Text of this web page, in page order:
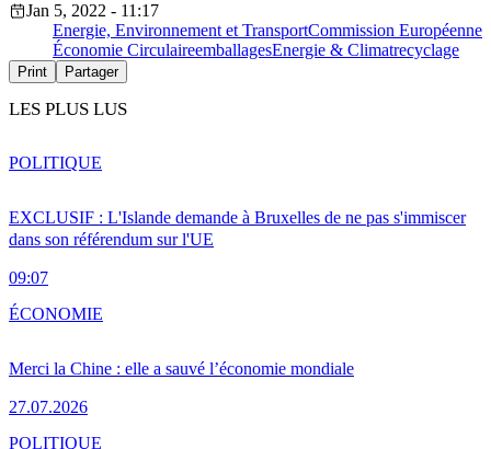
Jan 5, 2022 - 11:17
Energie, Environnement et TransportCommission Européenne
Économie CirculaireemballagesEnergie & Climatrecyclage
Print Partager
LES PLUS LUS
EXCLUSIF : L'Islande demande à Bruxelles de ne pas s'immiscer
dans son référendum sur l'UE
09:07
POLITIQUE
Merci la Chine : elle a sauvé l’économie mondiale
27.07.2026
ÉCONOMIE
POLITIQUE